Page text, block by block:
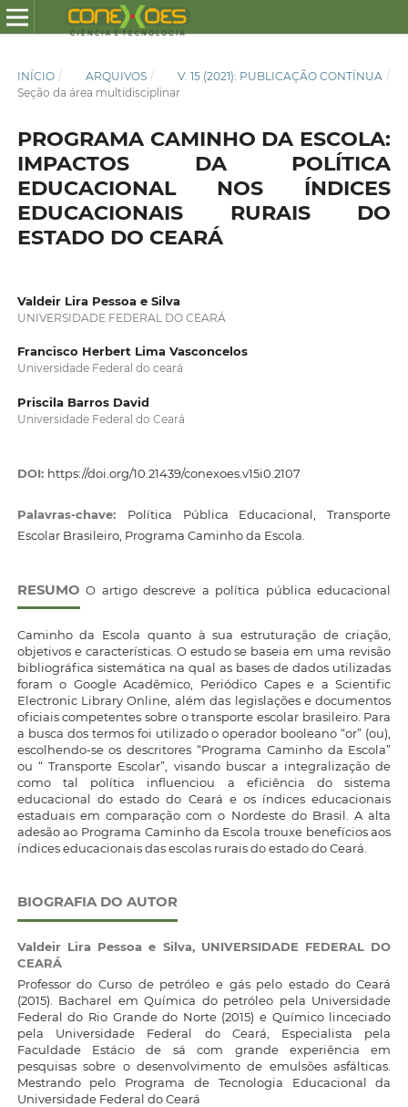
INÍCIO / ARQUIVOS / V. 15 (2021): PUBLICAÇÃO CONTÍNUA /
Seção da área multidisciplinar
PROGRAMA CAMINHO DA ESCOLA:
IMPACTOS DA POLÍTICA
EDUCACIONAL NOS ÍNDICES
EDUCACIONAIS RURAIS DO
ESTADO DO CEARÁ
Valdeir Lira Pessoa e Silva
UNIVERSIDADE FEDERAL DO CEARÁ
Francisco Herbert Lima Vasconcelos
Universidade Federal do ceará
Priscila Barros David
Universidade Federal do Ceará
DOI: https://doi.org/10.21439/conexoes.v15i0.2107
Palavras-chave: Política Pública Educacional, Transporte
Escolar Brasileiro, Programa Caminho da Escola.
RESUMO O artigo descreve a política pública educacional
Caminho da Escola quanto à sua estruturação de criação,
objetivos e características. O estudo se baseia em uma revisão
bibliográfica sistemática na qual as bases de dados utilizadas
foram o Google Acadêmico, Periódico Capes e a Scientific
Electronic Library Online, além das legislações e documentos
oficiais competentes sobre o transporte escolar brasileiro. Para
a busca dos termos foi utilizado o operador booleano “or” (ou),
escolhendo-se os descritores “Programa Caminho da Escola”
ou “ Transporte Escolar”, visando buscar a integralização de
como tal política influenciou a eficiência do sistema
educacional do estado do Ceará e os índices educacionais
estaduais em comparação com o Nordeste do Brasil. A alta
adesão ao Programa Caminho da Escola trouxe benefícios aos
índices educacionais das escolas rurais do estado do Ceará.
BIOGRAFIA DO AUTOR
Valdeir Lira Pessoa e Silva, UNIVERSIDADE FEDERAL DO
CEARÁ
Professor do Curso de petróleo e gás pelo estado do Ceará
(2015). Bacharel em Química do petróleo pela Universidade
Federal do Rio Grande do Norte (2015) e Químico linceciado
pela Universidade Federal do Ceará, Especialista pela
Faculdade Estácio de sá com grande experiência em
pesquisas sobre o desenvolvimento de emulsões asfálticas.
Mestrando pelo Programa de Tecnologia Educacional da
Universidade Federal do Ceará